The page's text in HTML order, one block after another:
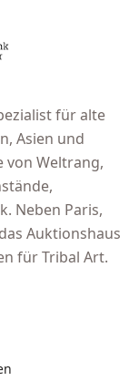
für alte
Asien und
von Weltrang,
Neben Paris,
Auktionshaus
für Tribal Art.